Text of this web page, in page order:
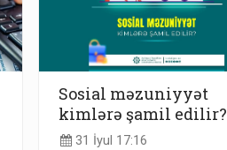
Sosial məzuniyyət
kimlərə şamil edilir?
31 İyul 17:16